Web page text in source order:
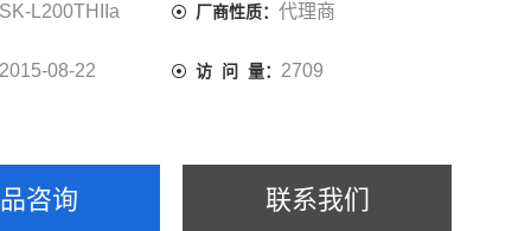
SK-L200THIIa 厂商性质： 代理商
2015-08-22 访 问 量： 2709
咨询 联系我们